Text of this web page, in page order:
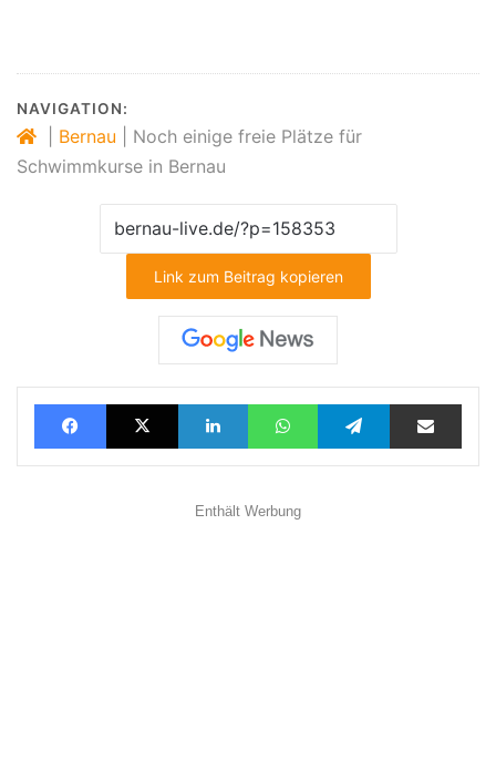
NAVIGATION:
Bernau
Noch einige freie Plätze für
Schwimmkurse in Bernau
Link zum Beitrag kopieren
FacebookX LinkedInWhatsAppTelegramTeilen via E-Mail
Enthält Werbung